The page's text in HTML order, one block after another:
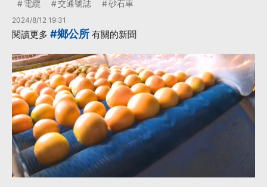
電纜 交通號誌 砂石車
2024/8/12 19:31
閱讀更多 #鄉公所 有關的新聞